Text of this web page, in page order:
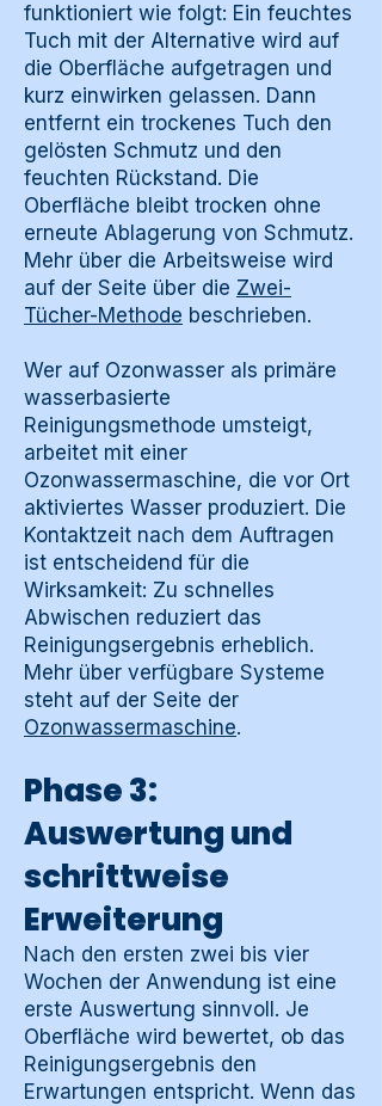
funktioniert wie folgt: Ein feuchtes
Tuch mit der Alternative wird auf
die Oberfläche aufgetragen und
kurz einwirken gelassen. Dann
entfernt ein trockenes Tuch den
gelösten Schmutz und den
feuchten Rückstand. Die
Oberfläche bleibt trocken ohne
erneute Ablagerung von Schmutz.
Mehr über die Arbeitsweise wird
auf der Seite über die Zwei-
Tücher-Methode beschrieben.
Wer auf Ozonwasser als primäre
wasserbasierte
Reinigungsmethode umsteigt,
arbeitet mit einer
Ozonwassermaschine, die vor Ort
aktiviertes Wasser produziert. Die
Kontaktzeit nach dem Auftragen
ist entscheidend für die
Wirksamkeit: Zu schnelles
Abwischen reduziert das
Reinigungsergebnis erheblich.
Mehr über verfügbare Systeme
steht auf der Seite der
Ozonwassermaschine.
Phase 3:
Auswertung und
schrittweise
Erweiterung
Nach den ersten zwei bis vier
Wochen der Anwendung ist eine
erste Auswertung sinnvoll. Je
Oberfläche wird bewertet, ob das
Reinigungsergebnis den
Erwartungen entspricht. Wenn das